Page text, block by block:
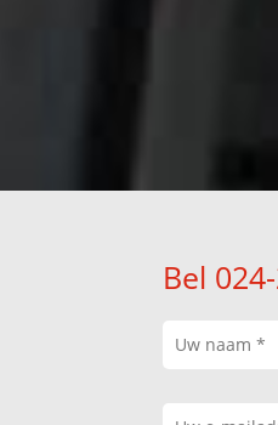
Bel